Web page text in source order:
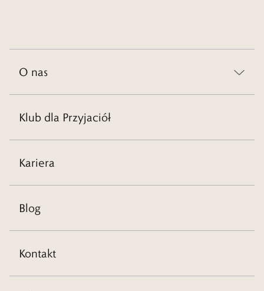
O nas
Klub dla Przyjaciół
Kariera
Blog
Kontakt